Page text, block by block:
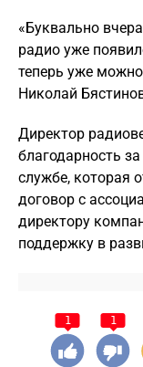
«Буквально
радио уже
теперь уже
Николай
Директор
благодарность
службе, которая
договор с
директору
поддержку в
1 1